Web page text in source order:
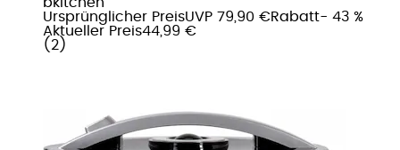
Ursprünglicher PreisUVP 79,90 €Rabatt- 43 %
Aktueller Preis44,99 €
( 2 )